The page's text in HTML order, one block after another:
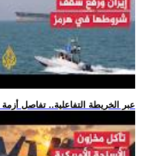
.. عبر الخريطة التفاعلية.. تفاصل